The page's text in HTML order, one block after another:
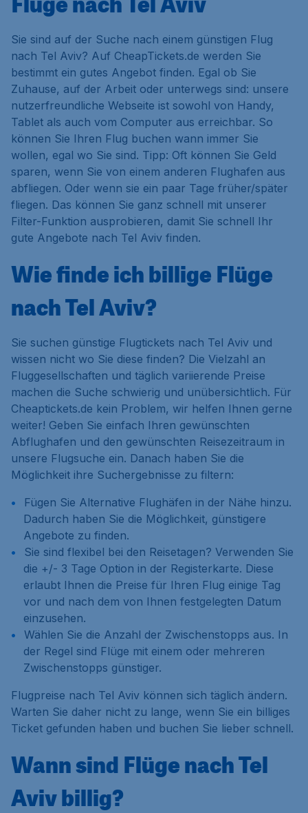
Sie sind auf der Suche nach einem günstigen Flug
nach Tel Aviv? Auf CheapTickets.de werden Sie
bestimmt ein gutes Angebot finden. Egal ob Sie
Zuhause, auf der Arbeit oder unterwegs sind: unsere
nutzerfreundliche Webseite ist sowohl von Handy,
Tablet als auch vom Computer aus erreichbar. So
können Sie Ihren Flug buchen wann immer Sie
wollen, egal wo Sie sind. Tipp: Oft können Sie Geld
sparen, wenn Sie von einem anderen Flughafen aus
abfliegen. Oder wenn sie ein paar Tage früher/später
fliegen. Das können Sie ganz schnell mit unserer
Filter-Funktion ausprobieren, damit Sie schnell Ihr
gute Angebote nach Tel Aviv finden.
Wie finde ich billige Flüge
nach Tel Aviv?
Sie suchen günstige Flugtickets nach Tel Aviv und
wissen nicht wo Sie diese finden? Die Vielzahl an
Fluggesellschaften und täglich variierende Preise
machen die Suche schwierig und unübersichtlich. Für
Cheaptickets.de kein Problem, wir helfen Ihnen gerne
weiter! Geben Sie einfach Ihren gewünschten
Abflughafen und den gewünschten Reisezeitraum in
unsere Flugsuche ein. Danach haben Sie die
Möglichkeit ihre Suchergebnisse zu filtern:
Fügen Sie Alternative Flughäfen in der Nähe hinzu.
Dadurch haben Sie die Möglichkeit, günstigere
Angebote zu finden.
Sie sind flexibel bei den Reisetagen? Verwenden Sie
die +/- 3 Tage Option in der Registerkarte. Diese
erlaubt Ihnen die Preise für Ihren Flug einige Tag
vor und nach dem von Ihnen festgelegten Datum
einzusehen.
Wählen Sie die Anzahl der Zwischenstopps aus. In
der Regel sind Flüge mit einem oder mehreren
Zwischenstopps günstiger.
Flugpreise nach Tel Aviv können sich täglich ändern.
Warten Sie daher nicht zu lange, wenn Sie ein billiges
Ticket gefunden haben und buchen Sie lieber schnell.
Wann sind Flüge nach Tel
Aviv billig?